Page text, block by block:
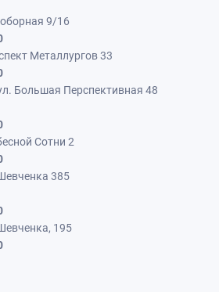
9/16
Металлургов 33
Большая Перспективная 48
Сотни 2
385
195